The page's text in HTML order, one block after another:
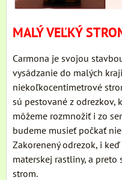
MALÝ VEĽKÝ
Carmona je svojou
vysádzanie do malých
niekoľkocentimetrové
sú pestované z odrezkov,
môžeme rozmnožiť i zo
budeme musieť počkať
Zakorenený odrezok, i
materskej rastliny, a preto
strom.